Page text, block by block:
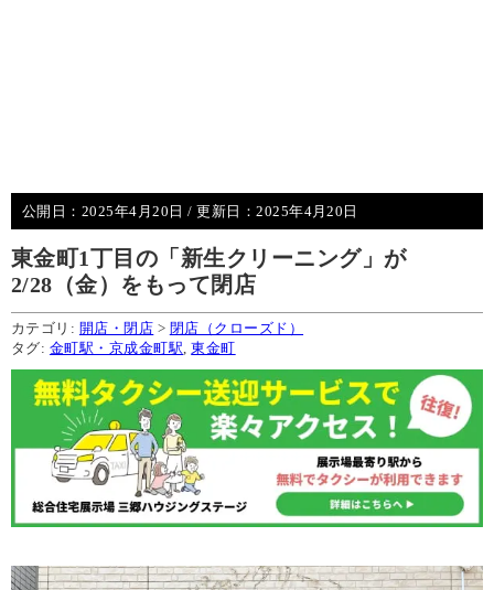
公開日： 2025年4月20日 / 更新日：2025年4月20日
東金町1丁目の「新生クリーニング」が
2/28（金）をもって閉店
カテゴリ: 開店・閉店 > 閉店（クローズド）
タグ: 金町駅・京成金町駅 ,東金町